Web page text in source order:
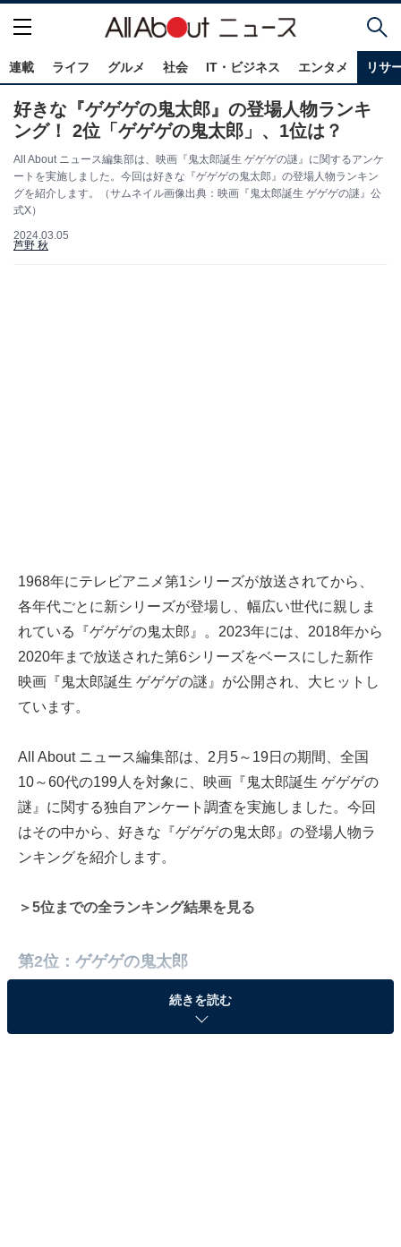
連載 ライフ グルメ 社会 IT・ビジネス エンタメ リサ
好きな『ゲゲゲの鬼太郎』の登場人物ランキ
ング！ 2位「ゲゲゲの鬼太郎」、1位は？
All About ニュース編集部は、映画『鬼太郎誕生 ゲゲゲの謎』に関するアンケ
ートを実施しました。今回は好きな『ゲゲゲの鬼太郎』の登場人物ランキン
グを紹介します。（サムネイル画像出典：映画『鬼太郎誕生 ゲゲゲの謎』公
式X）
2024.03.05
芦野 秋
1968年にテレビアニメ第1シリーズが放送されてから、
各年代ごとに新シリーズが登場し、幅広い世代に親しま
れている『ゲゲゲの鬼太郎』。2023年には、2018年から
2020年まで放送された第6シリーズをベースにした新作
映画『鬼太郎誕生 ゲゲゲの謎』が公開され、大ヒットし
ています。
All About ニュース編集部は、2月5～19日の期間、全国
10～60代の199人を対象に、映画『鬼太郎誕生 ゲゲゲの
謎』に関する独自アンケート調査を実施しました。今回
はその中から、好きな『ゲゲゲの鬼太郎』の登場人物ラ
ンキングを紹介します。
＞5位までの全ランキング結果を見る
第2位：ゲゲゲの鬼太郎
【発表②】
続きを読む